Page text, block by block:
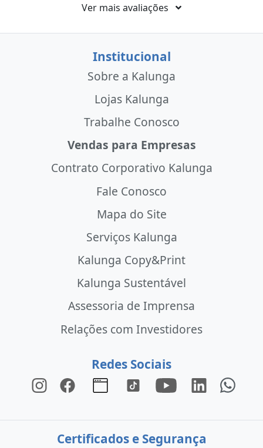
Ver mais avaliações
Institucional
Sobre a Kalunga
Lojas Kalunga
Trabalhe Conosco
Vendas para Empresas
Contrato Corporativo Kalunga
Fale Conosco
Mapa do Site
Serviços Kalunga
Kalunga Copy&Print
Kalunga Sustentável
Assessoria de Imprensa
Relações com Investidores
Redes Sociais
Certificados e Segurança